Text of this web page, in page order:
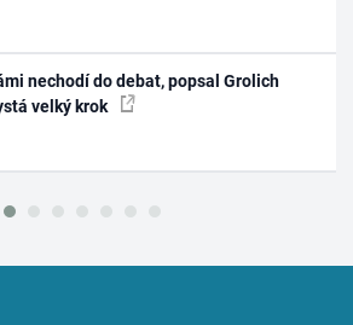
nechodí do debat, popsal Grolich
velký krok